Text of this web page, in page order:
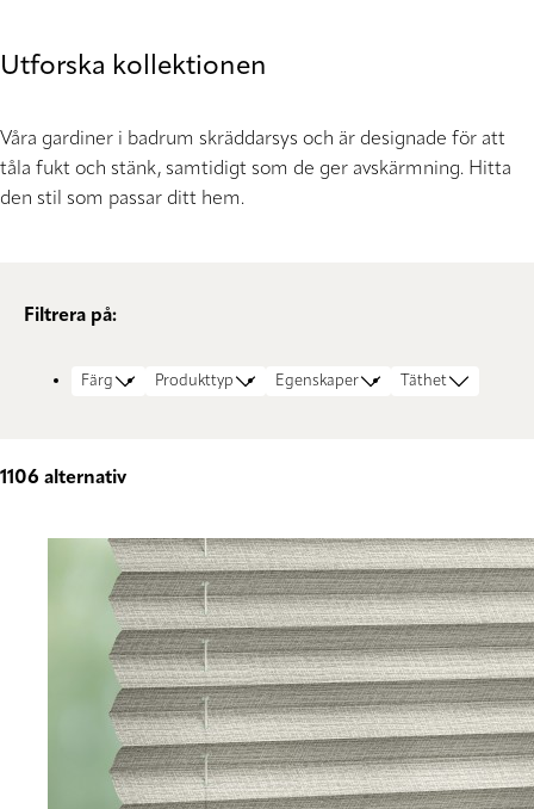
Utforska kollektionen
Våra gardiner i badrum skräddarsys och är designade för att
tåla fukt och stänk, samtidigt som de ger avskärmning. Hitta
den stil som passar ditt hem.
Filtrera på:
Färg Produkttyp Egenskaper Täthet
1106 alternativ